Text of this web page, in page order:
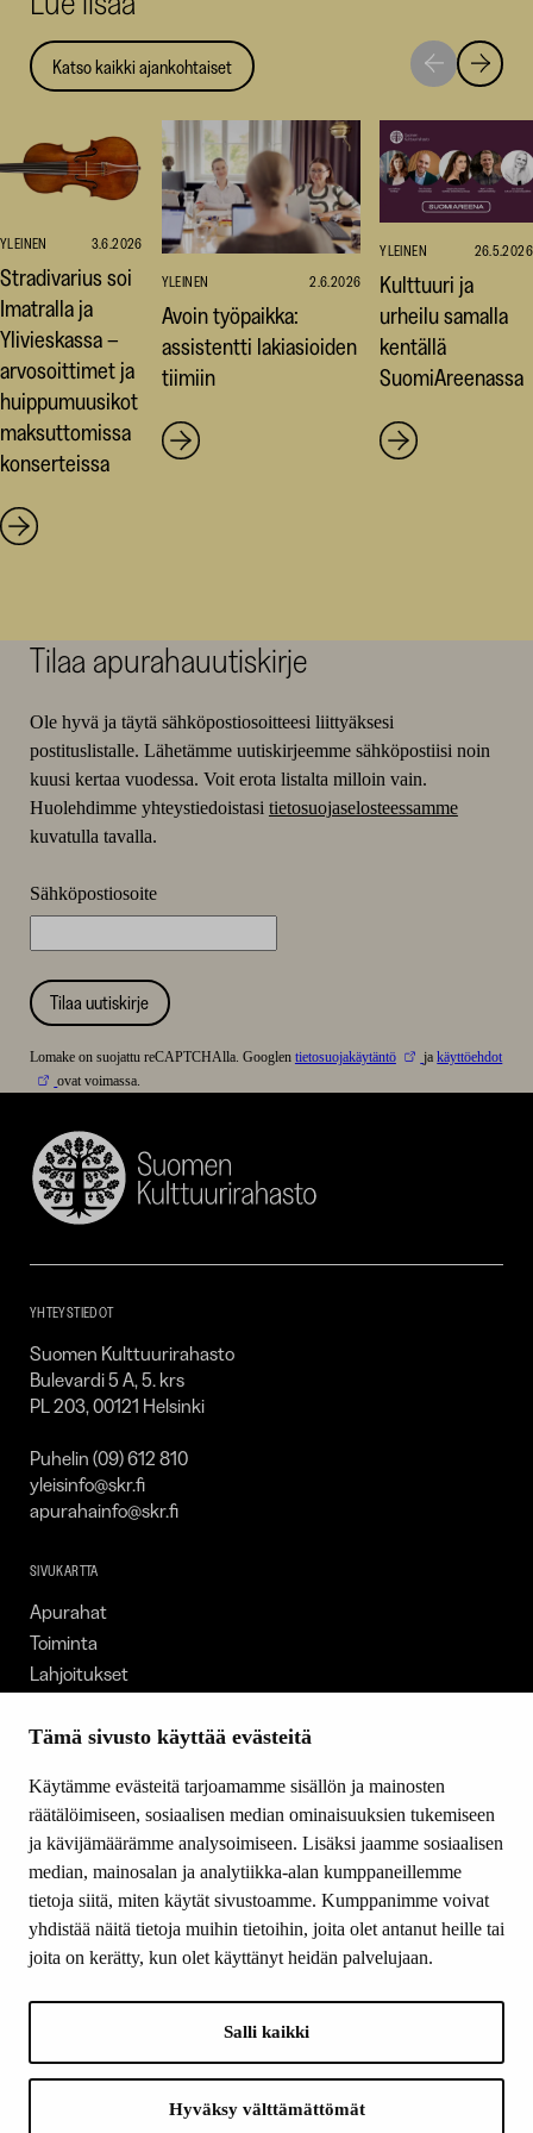
Tämä sivusto käyttää evästeitä
Käytämme evästeitä tarjoamamme sisällön ja mainosten
räätälöimiseen, sosiaalisen median ominaisuuksien tukemiseen
ja kävijämäärämme analysoimiseen. Lisäksi jaamme sosiaalisen
median, mainosalan ja analytiikka-alan kumppaneillemme
tietoja siitä, miten käytät sivustoamme. Kumppanimme voivat
yhdistää näitä tietoja muihin tietoihin, joita olet antanut heille tai
joita on kerätty, kun olet käyttänyt heidän palvelujaan.
Salli kaikki
Hyväksy välttämättömät
Katso kaikki ajankohtaiset
Siirry
seuraavaan
Siirry
YLEINEN 3.6.2026
Stradivarius soi
Imatralla ja
Ylivieskassa –
arvosoittimet ja
huippumuusikot
maksuttomissa
konserteissa
YLEINEN 2.6.2026
Avoin työpaikka:
assistentti lakiasioiden
tiimiin
YLEINEN 26.5.2026
Kulttuuri ja
urheilu samalla
kentällä
SuomiAreenassa
Tilaa apurahauutiskirje
Ole hyvä ja täytä sähköpostiosoitteesi liittyäksesi
postituslistalle. Lähetämme uutiskirjeemme sähköpostiisi noin
kuusi kertaa vuodessa. Voit erota listalta milloin vain.
Huolehdimme yhteystiedoistasi tietosuojaselosteessamme
kuvatulla tavalla.
Sähköpostiosoite
Tilaa uutiskirje
Lomake on suojattu reCAPTCHAlla. Googlen tietosuojakäytäntö jakäyttöehdot
ovat voimassa.
Suomen
Kulttuurirahasto
YHTEYSTIEDOT
Suomen Kulttuurirahasto
Bulevardi 5 A, 5. krs
PL 203, 00121 Helsinki
Puhelin (09) 612 810
yleisinfo@skr.fi
apurahainfo@skr.fi
SIVUKARTTA
Apurahat
Toiminta
Lahjoitukset
Ajankohtaista
Yhteystiedot
SEURAA MEITÄ
Facebook
Instagram
LinkedIn